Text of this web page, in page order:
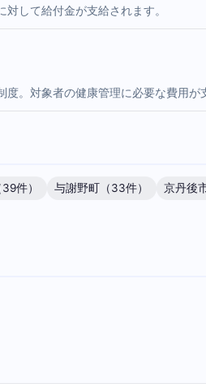
して給付金が支給されます。
。対象者の健康管理に必要な費用が
件） 与謝野町（33件） 京丹後